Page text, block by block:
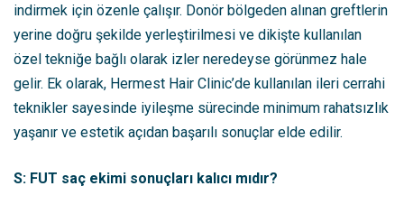
indirmek için özenle çalışır. Donör bölgeden alınan greftlerin
yerine doğru şekilde yerleştirilmesi ve dikişte kullanılan
özel tekniğe bağlı olarak izler neredeyse görünmez hale
gelir. Ek olarak, Hermest Hair Clinic’de kullanılan ileri cerrahi
teknikler sayesinde iyileşme sürecinde minimum rahatsızlık
yaşanır ve estetik açıdan başarılı sonuçlar elde edilir.
S: FUT saç ekimi sonuçları kalıcı mıdır?